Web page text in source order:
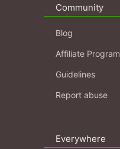
Community
Blog
Affiliate Program
Guidelines
Report abuse
Everywhere